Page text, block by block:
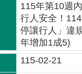
115年第10週
行人安全！
停讓行人」違
年增加1成5)
115-02-21